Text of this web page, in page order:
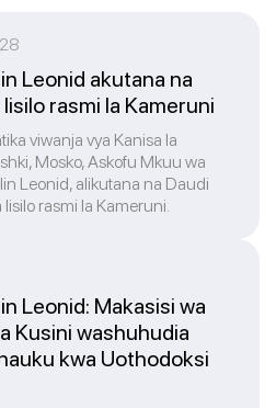
Leonid akutana na
rasmi la Kameruni
viwanja vya Kanisa la
Mosko, Askofu Mkuu wa
Leonid, alikutana na Daudi
rasmi la Kameruni.
Leonid: Makasisi wa
Kusini washuhudia
kwa Uothodoksi